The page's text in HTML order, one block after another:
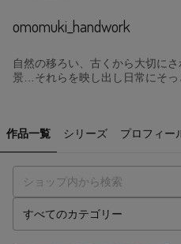
omomuki_handwork
自然の移ろい、古くから大切に
景…それらを映し出し日常にそ
作品一覧 シリーズ プロフィー